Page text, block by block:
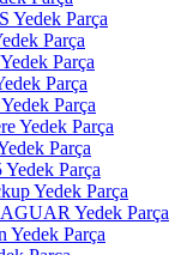
Yedek Parça
Parça
Parça
Parça
Parça
Yedek Parça
Parça
Parça
Yedek Parça
Yedek Parça
Yedek Parça